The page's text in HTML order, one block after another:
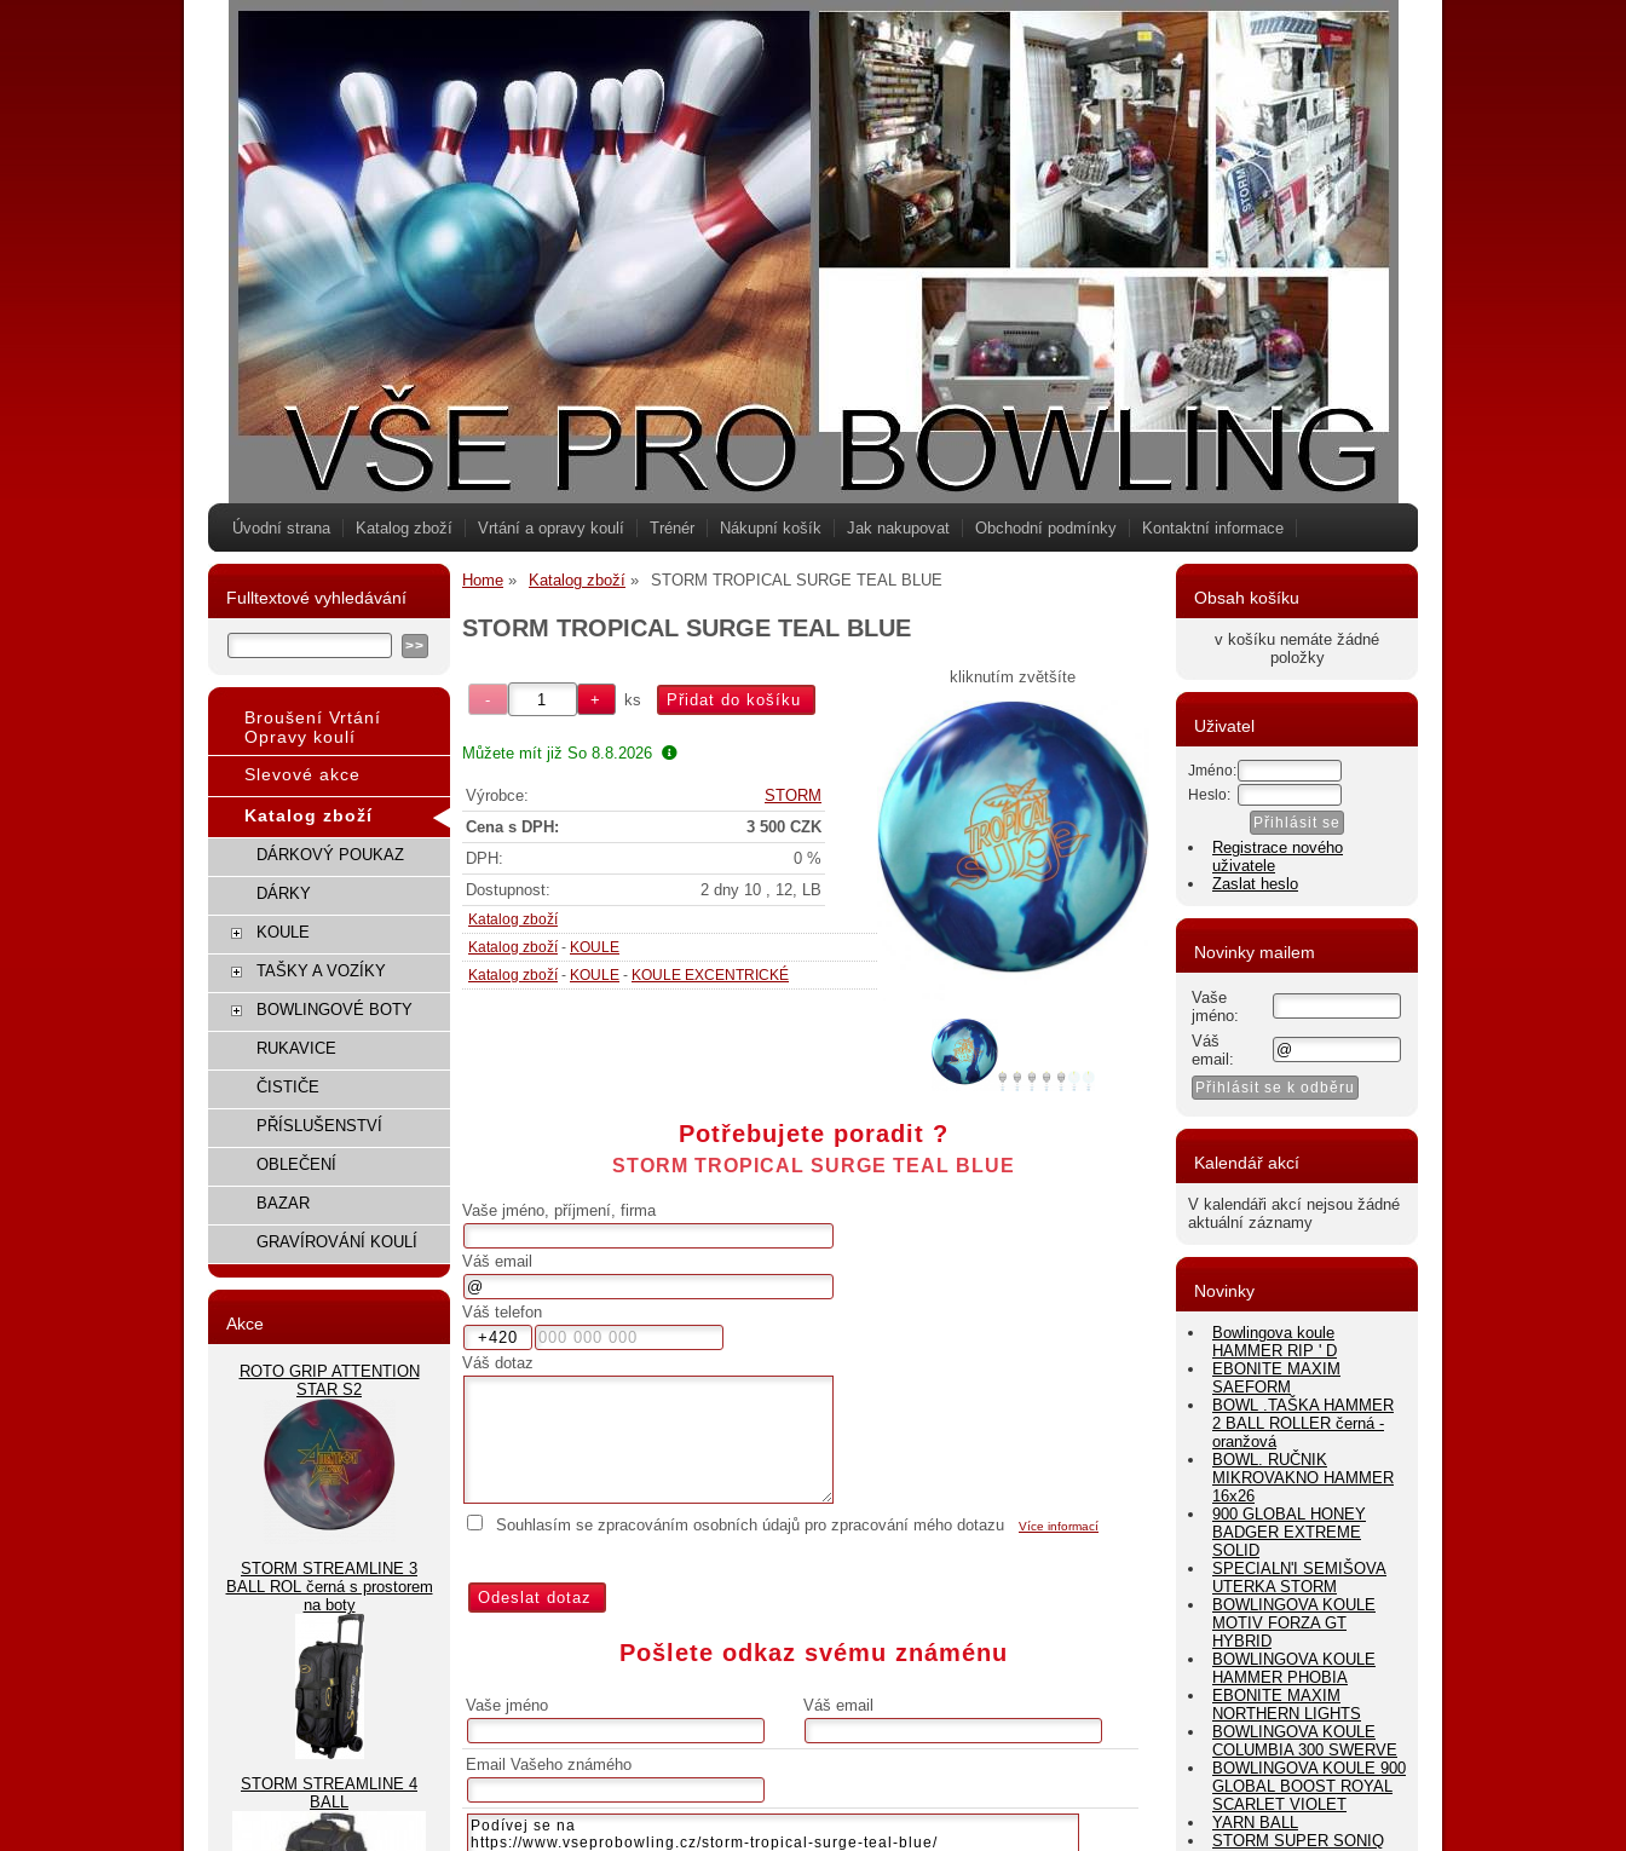
Úvodní strana Katalog zboží Vrtání a opravy koulí Trénér Nákupní košík Jak nakupovat Obchodní podmínky Kontaktní informace
Home Katalog zboží STORM TROPICAL SURGE TEAL BLUE
STORM TROPICAL SURGE TEAL BLUE
kliknutím zvětšíte
ks
Můžete mít již So 8.8.2026
Výrobce:
STORM
Cena s DPH:
3 500 CZK
DPH:
0 %
Dostupnost:
2 dny 10 , 12, LB
Katalog zboží
Katalog zboží - KOULE
Katalog zboží - KOULE - KOULE EXCENTRICKÉ
Potřebujete poradit ?
STORM TROPICAL SURGE TEAL BLUE
Vaše jméno, příjmení, firma
Váš email
Váš telefon
Váš dotaz
Souhlasím se zpracováním osobních údajů pro zpracování mého dotazu Více informací
Pošlete odkaz svému známénu
Vaše jméno Váš email
Email Vašeho známého
Fulltextové vyhledávání
Broušení Vrtání
Opravy koulí
Slevové akce
Katalog zboží
DÁRKOVÝ POUKAZ
DÁRKY
KOULE
TAŠKY A VOZÍKY
BOWLINGOVÉ BOTY
RUKAVICE
ČISTIČE
PŘÍSLUŠENSTVÍ
OBLEČENÍ
BAZAR
GRAVÍROVÁNÍ KOULÍ
Akce
ROTO GRIP ATTENTION
STAR S2
STORM STREAMLINE 3
BALL ROL černá s prostorem
na boty
STORM STREAMLINE 4
BALL
Obsah košíku
v košíku nemáte žádné
položky
Uživatel
Jméno:
Heslo:
Registrace nového
uživatele
Zaslat heslo
Novinky mailem
Vaše
jméno:
Váš
email:
Kalendář akcí
V kalendáři akcí nejsou žádné
aktuální záznamy
Novinky
Bowlingova koule
HAMMER RIP ' D
EBONITE MAXIM
SAEFORM
BOWL .TAŠKA HAMMER
2 BALL ROLLER černá -
oranžová
BOWL. RUČNIK
MIKROVAKNO HAMMER
16x26
900 GLOBAL HONEY
BADGER EXTREME
SOLID
SPECIALN'I SEMIŠOVA
UTERKA STORM
BOWLINGOVA KOULE
MOTIV FORZA GT
HYBRID
BOWLINGOVA KOULE
HAMMER PHOBIA
EBONITE MAXIM
NORTHERN LIGHTS
BOWLINGOVA KOULE
COLUMBIA 300 SWERVE
BOWLINGOVA KOULE 900
GLOBAL BOOST ROYAL
SCARLET VIOLET
YARN BALL
STORM SUPER SONIQ